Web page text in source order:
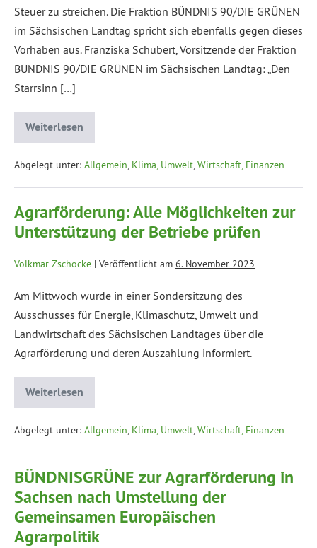
Steuer zu streichen. Die Fraktion BÜNDNIS 90/DIE GRÜNEN
im Sächsischen Landtag spricht sich ebenfalls gegen dieses
Vorhaben aus. Franziska Schubert, Vorsitzende der Fraktion
BÜNDNIS 90/DIE GRÜNEN im Sächsischen Landtag: „Den
Starrsinn […]
Weiterlesen
Abgelegt unter: Allgemein, Klima, Umwelt,Wirtschaft, Finanzen
Agrarförderung: Alle Möglichkeiten zur
Unterstützung der Betriebe prüfen
Volkmar Zschocke | Veröffentlicht am 6. November 2023
Am Mittwoch wurde in einer Sondersitzung des
Ausschusses für Energie, Klimaschutz, Umwelt und
Landwirtschaft des Sächsischen Landtages über die
Agrarförderung und deren Auszahlung informiert.
Weiterlesen
Abgelegt unter: Allgemein, Klima, Umwelt,Wirtschaft, Finanzen
BÜNDNISGRÜNE zur Agrarförderung in
Sachsen nach Umstellung der
Gemeinsamen Europäischen
Agrarpolitik